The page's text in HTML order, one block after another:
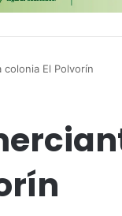
El Polvorín